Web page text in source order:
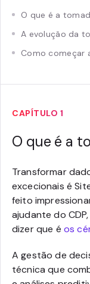
O que é a
A evolução da
Como começar
CAPÍTULO 1
O que é a
Transformar
excecionais é
feito
ajudante do
dizer que é os
A gestão de
técnica que